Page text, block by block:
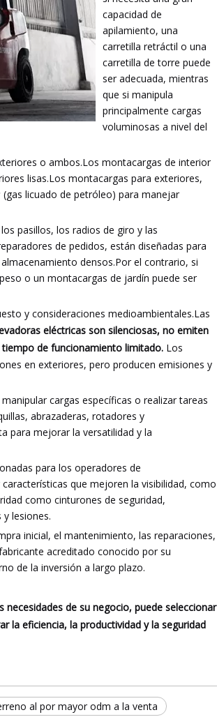
capacidad de
apilamiento, una
carretilla retráctil o una
carretilla de torre puede
ser adecuada, mientras
que si manipula
principalmente cargas
voluminosas a nivel del
o ambos.Los montacargas de interior
lisas.Los montacargas para exteriores,
licuado de petróleo) para manejar
pasillos, los radios de giro y las
de pedidos, están diseñadas para
densos.Por el contrario, si
o un montacargas de jardín puede ser
y consideraciones medioambientales.Las
eléctricas son silenciosas, no emiten
de funcionamiento limitado. Los
en exteriores, pero producen emisiones y
cargas específicas o realizar tareas
abrazaderas, rotadores y
para mejorar la versatilidad y la
para los operadores de
que mejoren la visibilidad, como
como cinturones de seguridad,
lesiones.
inicial, el mantenimiento, las reparaciones,
acreditado conocido por su
de la inversión a largo plazo.
de su negocio, puede seleccionar
la eficiencia, la productividad y la seguridad
al por mayor odm a la venta